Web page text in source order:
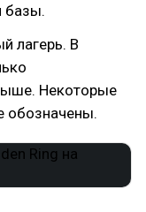
базы.
лагерь. В
Некоторые
обозначены.